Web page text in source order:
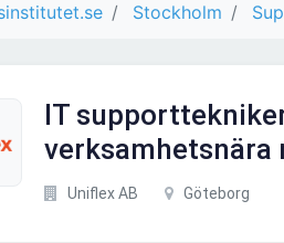
Stockholm
IT
verksamhetsnära
Uniflex AB Göteborg